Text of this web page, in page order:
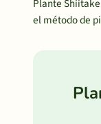
Plante
el método de